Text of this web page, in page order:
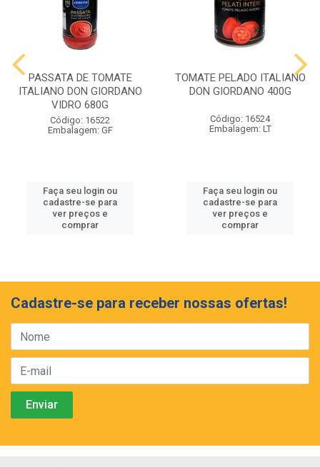
PASSATA DE TOMATE
ITALIANO DON GIORDANO
VIDRO 680G
Código: 16522
Embalagem: GF
Faça seu login ou
cadastre-se para
ver preços e
comprar
TOMATE PELADO ITALIANO
DON GIORDANO 400G
Código: 16524
Embalagem: LT
Faça seu login ou
cadastre-se para
ver preços e
comprar
Cadastre-se para receber nossas ofertas!